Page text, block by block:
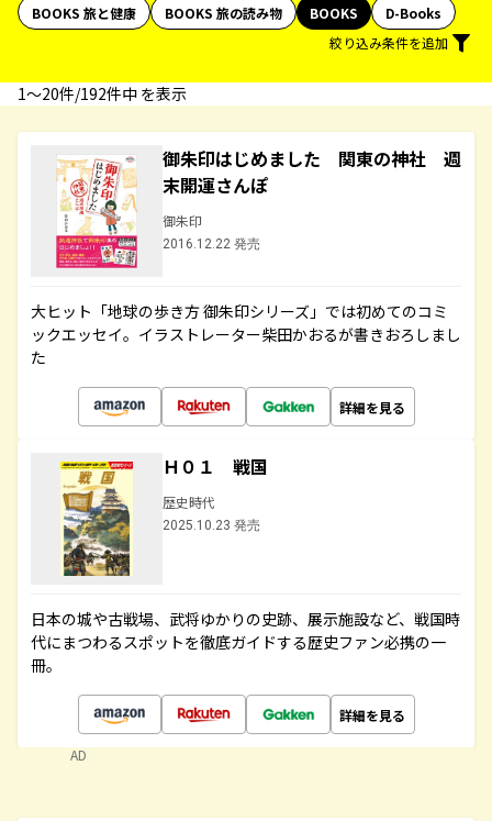
BOOKS 旅と健康
BOOKS 旅の読み物 BOOKS
D-Books
絞り込み条件を追加
1〜20件/192件中 を表示
御朱印はじめました 関東の神社 週
末開運さんぽ
御朱印
2016.12.22 発売
大ヒット「地球の歩き方 御朱印シリーズ」では初めてのコミ
ックエッセイ。イラストレーター柴田かおるが書きおろしまし
た
詳細を見る
Ｈ０１ 戦国
歴史時代
2025.10.23 発売
日本の城や古戦場、武将ゆかりの史跡、展示施設など、戦国時
代にまつわるスポットを徹底ガイドする歴史ファン必携の一
冊。
詳細を見る
AD